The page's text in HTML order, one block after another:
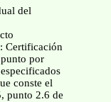
del
Certificación
por
conste el
punto 2.6 de